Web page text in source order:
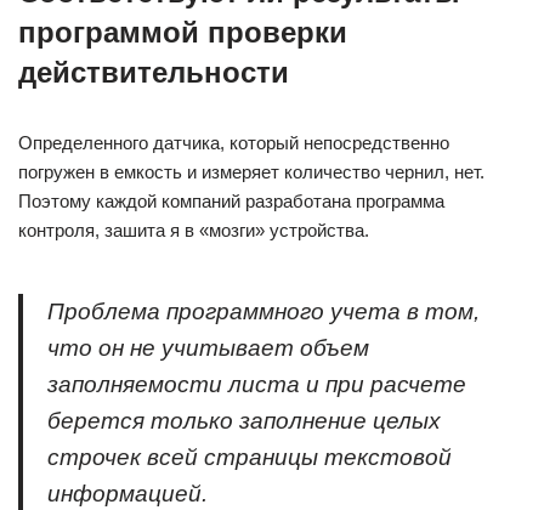
программой проверки
действительности
Определенного датчика, который непосредственно
погружен в емкость и измеряет количество чернил, нет.
Поэтому каждой компаний разработана программа
контроля, зашита я в «мозги» устройства.
Проблема программного учета в том,
что он не учитывает объем
заполняемости листа и при расчете
берется только заполнение целых
строчек всей страницы текстовой
информацией.